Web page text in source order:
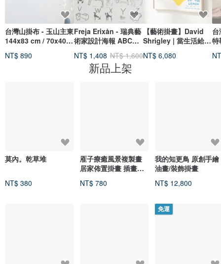
台灣山掛布 - 玉山主東
144x83 cm / 70x40
NT$ 890
Freja Erixån - 瑞典藝
術家設計海報 ABC
NT$ 1,408 NT$ 1,600
【藝術掛畫】David
Shrigley | 當生活給你
NT$ 6,080
特
新品上架
莫內。乾草堆
NT$ 380
㕍子療癒風景複製畫
居家佈置掛畫 插畫藝
NT$ 780
我的知更鳥 原創手繪
油畫/裝飾掛畫
NT$ 12,800
免運